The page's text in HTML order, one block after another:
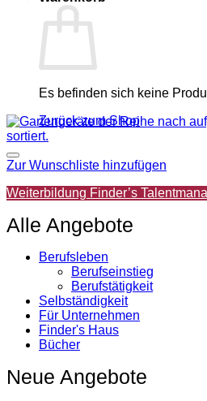
Es befinden sich keine
Zurück zum Shop
Zur Wunschliste hinzufügen
Weiterbildung Finder’s
Alle Angebote
Berufsleben
Berufseinstieg
Berufstätigkeit
Selbständigkeit
Für Unternehmen
Finder's Haus
Bücher
Neue Angebote